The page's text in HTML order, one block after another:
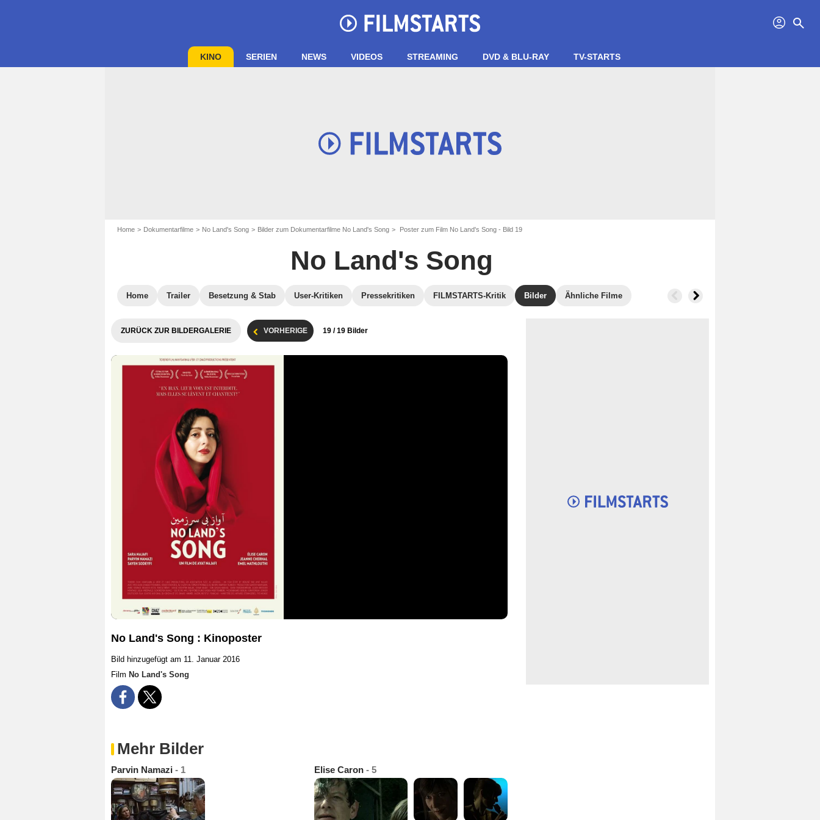
profil search
KINO SERIEN NEWS VIDEOS STREAMING DVD & BLU-RAY TV-STARTS
Home Dokumentarfilme No Land's Song Bilder zum Dokumentarfilme No Land's Song Poster zum Film No Land's Song - Bild 19
No Land's Song
Home Trailer Besetzung & Stab User-Kritiken Pressekritiken FILMSTARTS-Kritik Bilder Ähnliche Filme
ZURÜCK ZUR BILDERGALERIE VORHERIGE 19 / 19 Bilder
No Land's Song : Kinoposter
Bild hinzugefügt am 11. Januar 2016
Film No Land's Song
Mehr Bilder
Parvin Namazi - 1 Elise Caron - 5